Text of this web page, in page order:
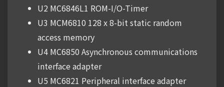
U2 MC6846L1 ROM-I/O-Timer
U3 MCM6810 128 x 8-bit static random
access memory
U4 MC6850 Asynchronous communications
interface adapter
U5 MC6821 Peripheral interface adapter